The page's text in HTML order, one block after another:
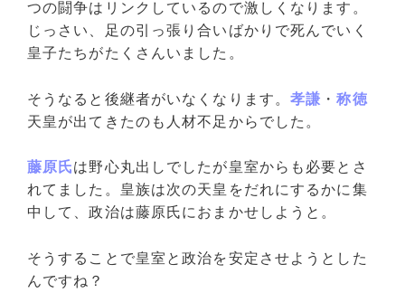
つの闘争はリンクしているので激しくなります。
じっさい、足の引っ張り合いばかりで死んでいく
皇子たちがたくさんいました。
そうなると後継者がいなくなります。孝謙 ・称徳
天皇が出てきたのも人材不足からでした。
藤原氏は野心丸出しでしたが皇室からも必要とさ
れてました。皇族は次の天皇をだれにするかに集
中して、政治は藤原氏におまかせしようと。
そうすることで皇室と政治を安定させようとした
んですね？